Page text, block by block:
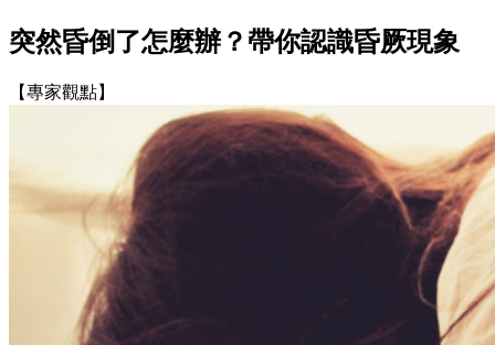
突然昏倒了怎麼辦？帶你認識昏厥現象
【專家觀點】